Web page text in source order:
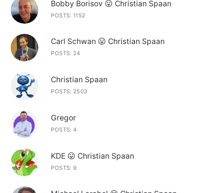
Bobby Borisov 😛 Christian Spaan
POSTS: 1152
Carl Schwan 😛 Christian Spaan
POSTS: 24
Christian Spaan
POSTS: 2503
Gregor
POSTS: 4
KDE 😛 Christian Spaan
POSTS: 9